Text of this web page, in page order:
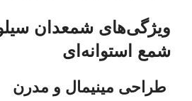
ویژگی‌های شمعدان
شمع استوانه‌ای
طراحی مینیمال و مدرن